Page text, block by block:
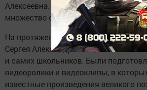
Алексеевна. Тут же от школьников
множество ответов.
На протяжении всего мероприятия
Сергея Александровича, как в
и самих школьников. Были
видеоролики и видеоклипы, в
известные произведения великого